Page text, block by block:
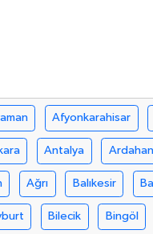
Afyonkarahisar
Antalya Ardahan
Ağrı Balıkesir
Bilecik Bingöl
Sonuçları